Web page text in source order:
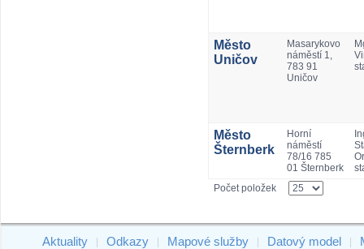
Město
Uničov
Masarykovo
náměstí 1,
783 91
Uničov
Město
Šternberk
Horní
náměstí
78/16 785
01 Šternberk
Počet položek
Aktuality Odkazy Mapové služby Datový model